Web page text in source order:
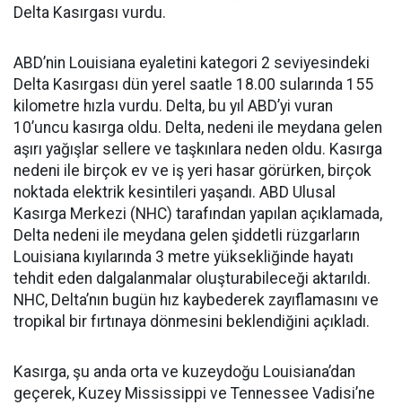
Delta Kasırgası vurdu.
ABD’nin Louisiana eyaletini kategori 2 seviyesindeki
Delta Kasırgası dün yerel saatle 18.00 sularında 155
kilometre hızla vurdu. Delta, bu yıl ABD’yi vuran
10’uncu kasırga oldu. Delta, nedeni ile meydana gelen
aşırı yağışlar sellere ve taşkınlara neden oldu. Kasırga
nedeni ile birçok ev ve iş yeri hasar görürken, birçok
noktada elektrik kesintileri yaşandı. ABD Ulusal
Kasırga Merkezi (NHC) tarafından yapılan açıklamada,
Delta nedeni ile meydana gelen şiddetli rüzgarların
Louisiana kıyılarında 3 metre yüksekliğinde hayatı
tehdit eden dalgalanmalar oluşturabileceği aktarıldı.
NHC, Delta’nın bugün hız kaybederek zayıflamasını ve
tropikal bir fırtınaya dönmesini beklendiğini açıkladı.
Kasırga, şu anda orta ve kuzeydoğu Louisiana’dan
geçerek, Kuzey Mississippi ve Tennessee Vadisi’ne